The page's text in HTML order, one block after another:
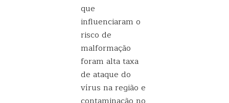
que
influenciaram o
risco de
malformação
foram alta taxa
de ataque do
vírus na região e